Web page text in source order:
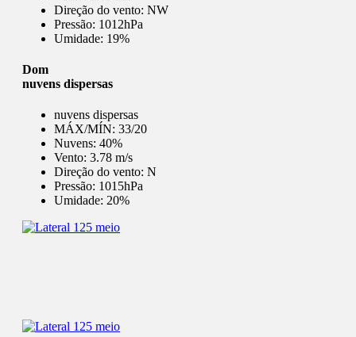
Direção do vento: NW
Pressão: 1012hPa
Umidade: 19%
Dom
nuvens dispersas
nuvens dispersas
MÁX/MÍN: 33/20
Nuvens: 40%
Vento: 3.78 m/s
Direção do vento: N
Pressão: 1015hPa
Umidade: 20%